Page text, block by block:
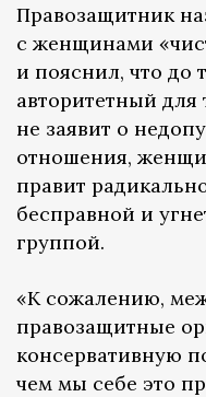
Правозащитник
с женщинами
и пояснил, что до
авторитетный
не заявит о
отношения,
правит
бесправной и
группой.
«К сожалению,
правозащитные
консервативную
чем мы себе это